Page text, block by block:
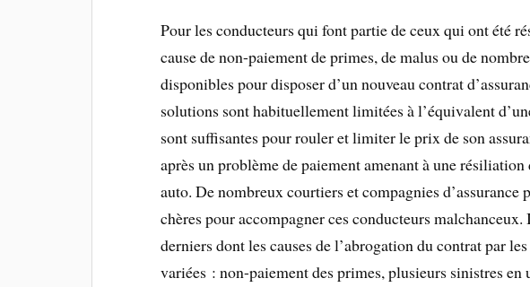
Pour les conducteurs qui font partie de ceux qui ont été
cause de non-paiement de primes, de malus ou de
disponibles pour disposer d’un nouveau contrat
solutions sont habituellement limitées à l’équivalent
sont suffisantes pour rouler et limiter le prix de son
après un problème de paiement amenant à une résiliation
auto. De nombreux courtiers et compagnies d’assurance
chères pour accompagner ces conducteurs
derniers dont les causes de l’abrogation du contrat par
variées : non-paiement des primes, plusieurs sinistres